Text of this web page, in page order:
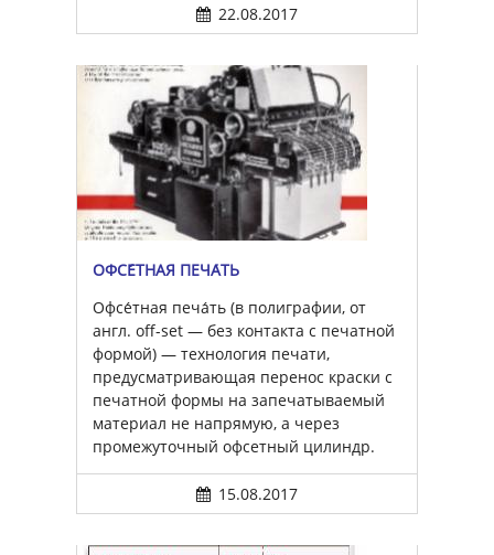
22.08.2017
ОФСЕ́ТНАЯ ПЕЧА́ТЬ
Офсе́тная печа́ть (в полиграфии, от
англ. off-set — без контакта с печатной
формой) — технология печати,
предусматривающая перенос краски с
печатной формы на запечатываемый
материал не напрямую, а через
промежуточный офсетный цилиндр.
15.08.2017